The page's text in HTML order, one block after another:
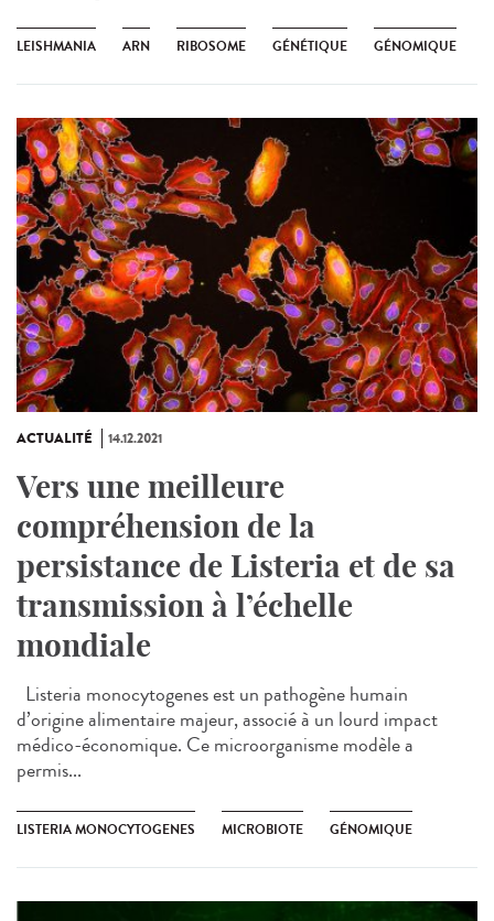
LEISHMANIA ARN RIBOSOME GÉNÉTIQUE GÉNOMIQUE
ACTUALITÉ 14.12.2021
Vers une meilleure
compréhension de la
persistance de Listeria et de sa
transmission à l’échelle
mondiale
Listeria monocytogenes est un pathogène humain
d’origine alimentaire majeur, associé à un lourd impact
médico-économique. Ce microorganisme modèle a
permis...
LISTERIA MONOCYTOGENES MICROBIOTE GÉNOMIQUE